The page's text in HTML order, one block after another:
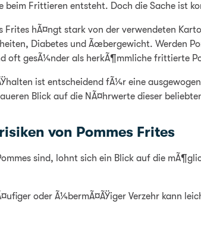
beim Frittieren entsteht. Doch die Sache ist
Frites hÃ¤ngt stark von der verwendeten
Diabetes und Ãœbergewicht. Werden
oft gesÃ¼nder als herkÃ¶mmliche frittierte
ist entscheidend fÃ¼r eine
Blick auf die NÃ¤hrwerte dieser
von Pommes Frites
sind, lohnt sich ein Blick auf die
oder Ã¼bermÃ¤ÃŸiger Verzehr kann